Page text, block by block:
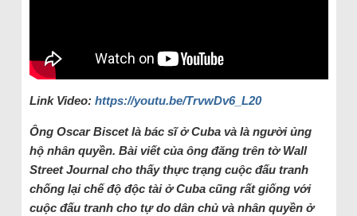
Link Video: https://youtu.be/TrvwDv6_L20
Ông Oscar Biscet là bác sĩ ở Cuba và là người ủng
hộ nhân quyền. Bài viết của ông đăng trên tờ Wall
Street Journal cho thấy thực trạng cuộc đấu tranh
chống lại chế độ độc tài ở Cuba cũng rất giống với
cuộc đấu tranh cho tự do dân chủ và nhân quyền ở